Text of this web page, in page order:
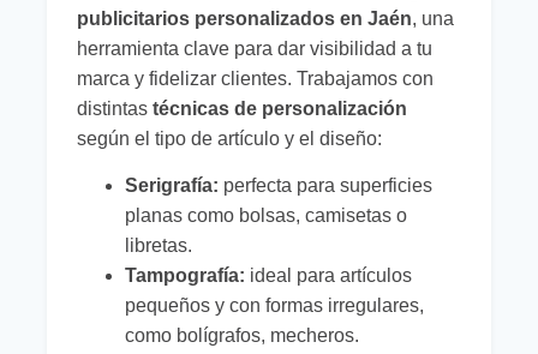
publicitarios personalizados en Jaén, una
herramienta clave para dar visibilidad a tu
marca y fidelizar clientes. Trabajamos con
distintastécnicas de personalización
según el tipo de artículo y el diseño:
Serigrafía: perfecta para superficies
planas como bolsas, camisetas o
libretas.
Tampografía: ideal para artículos
pequeños y con formas irregulares,
como bolígrafos, mecheros.